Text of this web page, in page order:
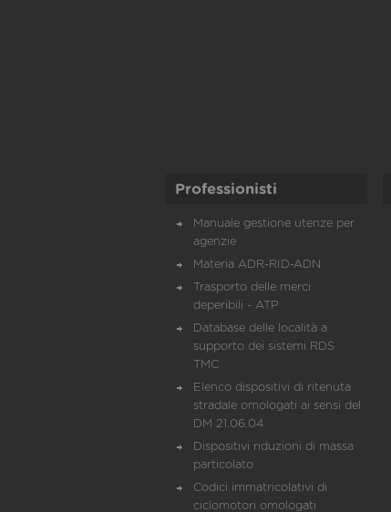
Professionisti
Manuale gestione utenze per
agenzie
Materia ADR-RID-ADN
Trasporto delle merci
deperibili - ATP
Database delle località a
supporto dei sistemi RDS
TMC
Elenco dispositivi di ritenuta
stradale omologati ai sensi del
DM 21.06.04
Dispositivi riduzioni di massa
particolato
Codici immatricolativi di
ciclomotori omologati